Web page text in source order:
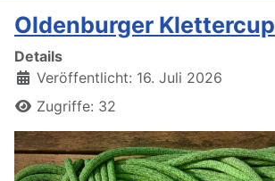
Oldenburger Klettercup
Details
Veröffentlicht: 16. Juli 2026
Zugriffe: 32